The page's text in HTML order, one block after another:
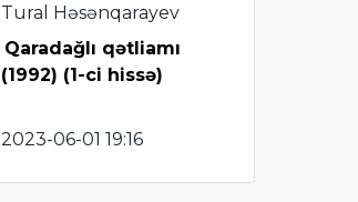
Tural Həsənqarayev
Qaradağlı qətliamı
(1992) (1-ci hissə)
2023-06-01 19:16